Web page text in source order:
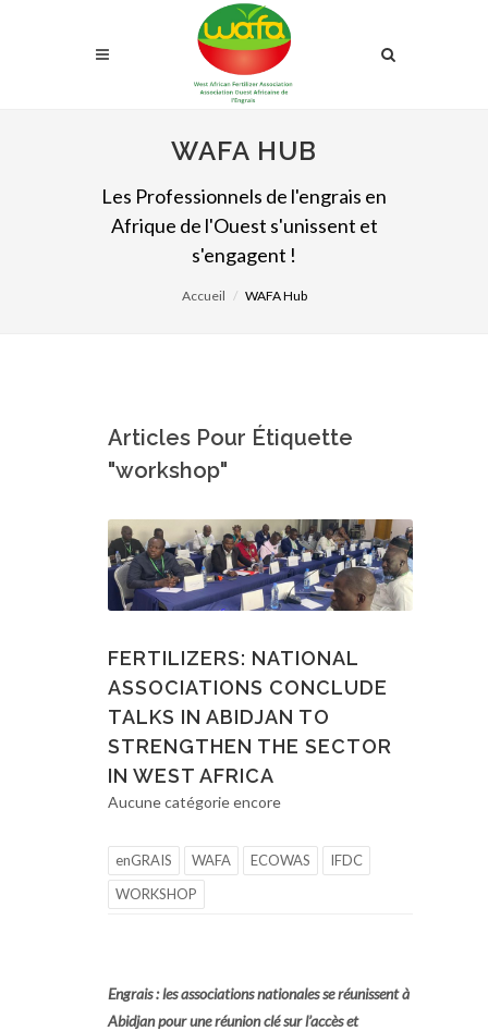
WAFA HUB
Les Professionnels de l'engrais en
Afrique de l'Ouest s'unissent et
s'engagent !
Accueil WAFA Hub
Articles Pour Étiquette
"workshop"
FERTILIZERS: NATIONAL
ASSOCIATIONS CONCLUDE
TALKS IN ABIDJAN TO
STRENGTHEN THE SECTOR
IN WEST AFRICA
Aucune catégorie encore
enGRAIS WAFA ECOWAS
IFDC
WORKSHOP
Engrais : les associations nationales se réunissent à
Abidjan pour une réunion clé sur l’accès et